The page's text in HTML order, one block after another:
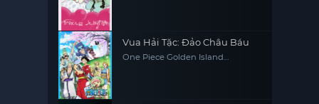
Vua Hải Tặc: Đảo Châu Báu
One Piece Golden Island